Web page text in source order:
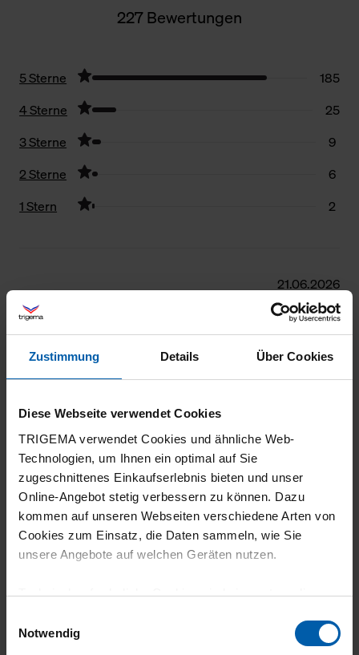
Zustimmung Details Über Cookies
Diese Webseite verwendet Cookies
TRIGEMA verwendet Cookies und ähnliche Web-
Technologien, um Ihnen ein optimal auf Sie
zugeschnittenes Einkaufserlebnis bieten und unser
Online-Angebot stetig verbessern zu können. Dazu
kommen auf unseren Webseiten verschiedene Arten von
Cookies zum Einsatz, die Daten sammeln, wie Sie
unsere Angebote auf welchen Geräten nutzen.
Technisch erforderliche Cookies sind eine notwendige
grundlegende Funktionen wie etwa zur Auswahl und
Notwendig
227 Bewertungen
5 Sterne
185
4 Sterne
25
3 Sterne
9
2 Sterne
6
1 Stern
2
21.06.2026
Gute angenehme Qualität, Farbechtheit auch
nach mehrmaligem Waschen
5
Shirt gefällt mir gut